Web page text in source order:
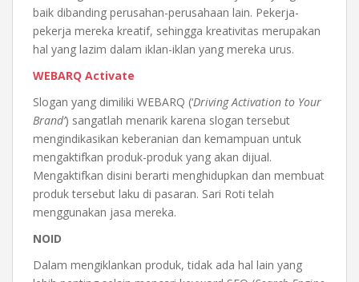
baik dibanding perusahan-perusahaan lain. Pekerja-
pekerja mereka kreatif, sehingga kreativitas merupakan
hal yang lazim dalam iklan-iklan yang mereka urus.
WEBARQ Activate
Slogan yang dimiliki WEBARQ (‘Driving Activation to Your
Brand’) sangatlah menarik karena slogan tersebut
mengindikasikan keberanian dan kemampuan untuk
mengaktifkan produk-produk yang akan dijual.
Mengaktifkan disini berarti menghidupkan dan membuat
produk tersebut laku di pasaran. Sari Roti telah
menggunakan jasa mereka.
NOID
Dalam mengiklankan produk, tidak ada hal lain yang